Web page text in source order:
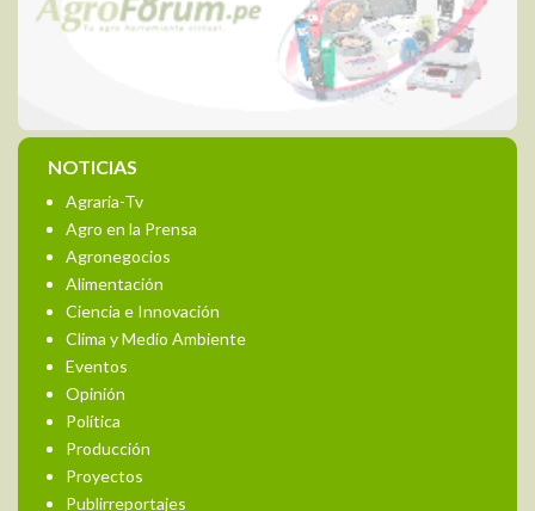
NOTICIAS
Agraria-Tv
Agro en la Prensa
Agronegocios
Alimentación
Ciencia e Innovación
Clima y Medio Ambiente
Eventos
Opinión
Política
Producción
Proyectos
Publirreportajes